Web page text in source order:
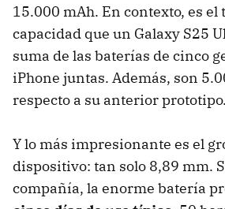
15.000 mAh. En contexto, es el
capacidad que un Galaxy S25
suma de las baterías de cinco
iPhone juntas. Además, son
respecto a su anterior prototipo.
Y lo más impresionante es el
dispositivo: tan solo 8,89 mm.
compañía, la enorme batería